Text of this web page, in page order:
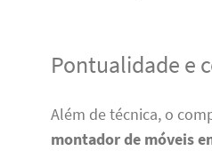
Pontualidade e
Além de técnica, o
montador de móveis